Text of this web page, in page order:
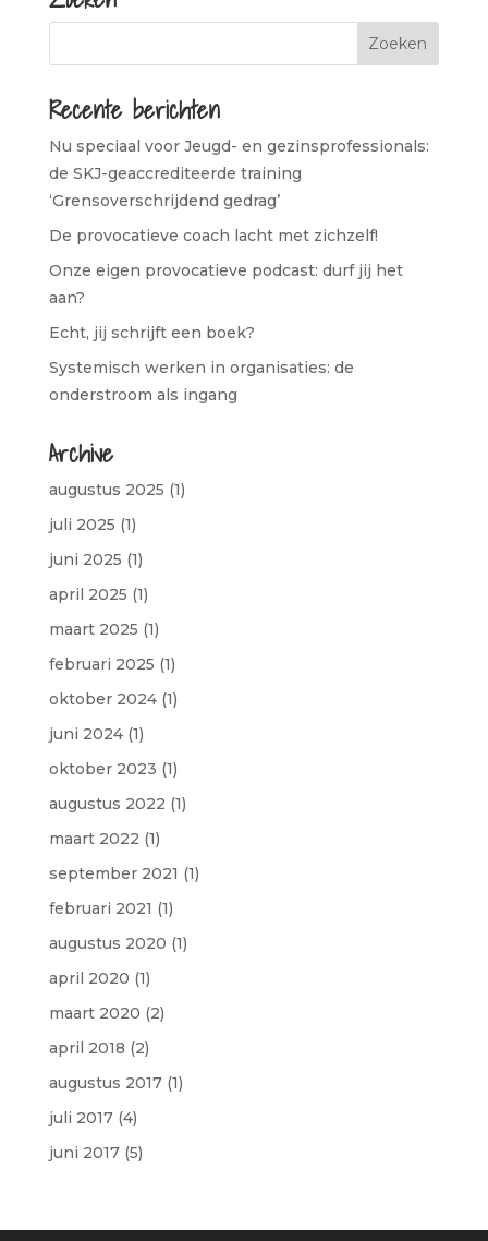
Recente berichten
Nu speciaal voor Jeugd- en gezinsprofessionals:
de SKJ-geaccrediteerde training
‘Grensoverschrijdend gedrag’
De provocatieve coach lacht met zichzelf!
Onze eigen provocatieve podcast: durf jij het
aan?
Echt, jij schrijft een boek?
Systemisch werken in organisaties: de
onderstroom als ingang
Archive
augustus 2025 (1)
juli 2025 (1)
juni 2025 (1)
april 2025 (1)
maart 2025 (1)
februari 2025 (1)
oktober 2024(1)
juni 2024(1)
oktober 2023 (1)
augustus 2022 (1)
maart 2022 (1)
september 2021 (1)
februari 2021 (1)
augustus 2020 (1)
april 2020 (1)
maart 2020 (2)
april 2018 (2)
augustus 2017(1)
juli 2017(4)
juni 2017(5)